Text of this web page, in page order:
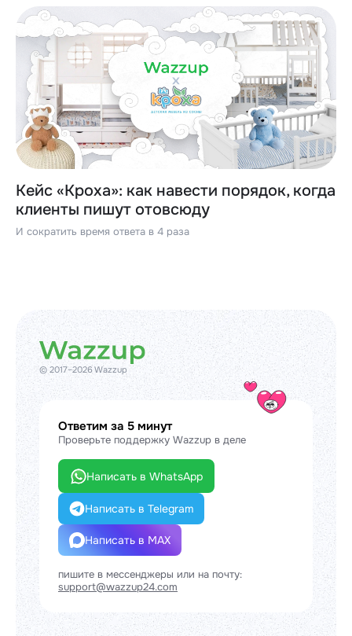
Кейс «Кроха»: как навести порядок, когда
клиенты пишут отовсюду
И сократить время ответа в 4 раза
© 2017–2026 Wazzup
Ответим за 5 минут
Проверьте поддержку Wazzup в деле
Написать в WhatsApp
Написать в Telegram
Написать в MAX
пишите в мессенджеры или на почту:
support@wazzup24.com